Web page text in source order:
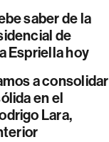
saber de la
de
Espriella hoy
a consolidar
en el
Lara,